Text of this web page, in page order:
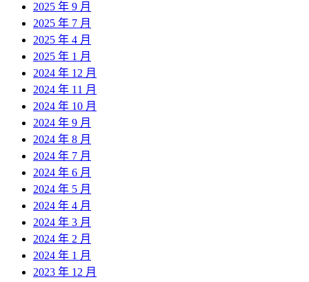
2025 年 9 月
2025 年 7 月
2025 年 4 月
2025 年 1 月
2024 年 12 月
2024 年 11 月
2024 年 10 月
2024 年 9 月
2024 年 8 月
2024 年 7 月
2024 年 6 月
2024 年 5 月
2024 年 4 月
2024 年 3 月
2024 年 2 月
2024 年 1 月
2023 年 12 月